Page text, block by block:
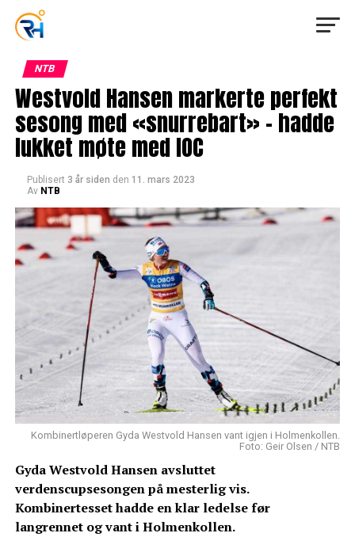
NTB
Westvold Hansen markerte perfekt
sesong med «snurrebart» – hadde
lukket møte med IOC
Publisert 3 år siden den 11. mars 2023
Av NTB
Kombinertløperen Gyda Westvold Hansen vant igjen i Holmenkollen.
Foto: Geir Olsen / NTB
Gyda Westvold Hansen avsluttet
verdenscupsesongen på mesterlig vis.
Kombinertesset hadde en klar ledelse før
langrennet og vant i Holmenkollen.